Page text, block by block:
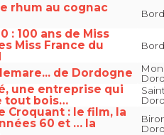
rhum au cognac
: 100 ans de Miss
Miss France du
de Dordogne
une entreprise qui
tout bois…
Croquant : le film, la
60 et … la